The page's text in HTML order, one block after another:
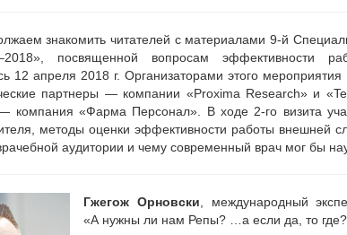
знакомить читателей с материалами 9-й
посвященной вопросам эффективности
12 апреля 2018 г. Организаторами этого
партнеры — компании «Proxima Research» и
компания «Фарма Персонал». В ходе 2-го визита
методы оценки эффективности работы внешней
аудитории и чему современный врач мог бы
Гжегож Орновски , международный
«А нужны ли нам Репы? …а если да, то